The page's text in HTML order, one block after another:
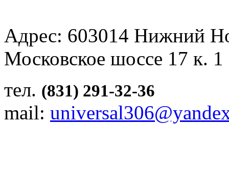
Адрес: 603014 Нижний
Московское шоссе 17 к.
тел. (831) 291-32-36
mail: